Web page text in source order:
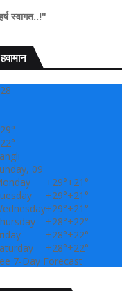
हवामान
28
29°
22°
09
+29°+21°
+29°+21°
+29°+21°
+28°+22°
+28°+22°
+28°+22°
7-Day Forecast